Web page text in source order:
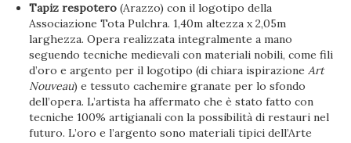
Tapiz respotero (Arazzo) con il logotipo della
Associazione Tota Pulchra. 1,40m altezza x 2,05m
larghezza. Opera realizzata integralmente a mano
seguendo tecniche medievali con materiali nobili, come fili
d’oro e argento per il logotipo (di chiara ispirazioneArt
Nouveau) e tessuto cachemire granate per lo sfondo
dell’opera. L’artista ha affermato che è stato fatto con
tecniche 100% artigianali con la possibilità di restauri nel
futuro. L’oro e l’argento sono materiali tipici dell’Arte